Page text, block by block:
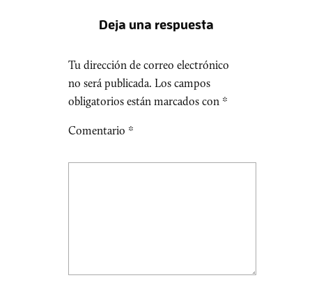
Deja una respuesta
Tu dirección de correo electrónico
no será publicada. Los campos
obligatorios están marcados con *
Comentario *